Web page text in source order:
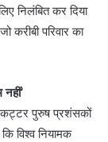
निलंबित कर दिया
करीबी परिवार का
कट्टर पुरुष प्रशंसकों
विश्व नियामक